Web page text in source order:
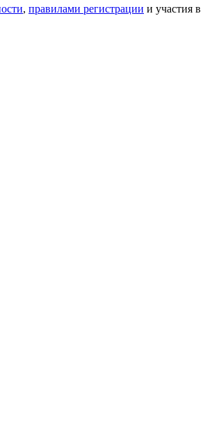
, правилами регистрации и участия в